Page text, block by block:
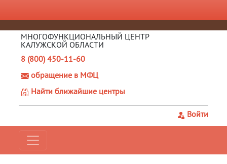
МНОГОФУНКЦИОНАЛЬНЫЙ ЦЕНТР
КАЛУЖСКОЙ ОБЛАСТИ
8 (800) 450-11-60
обращение в МФЦ
Найти ближайшие центры
Войти